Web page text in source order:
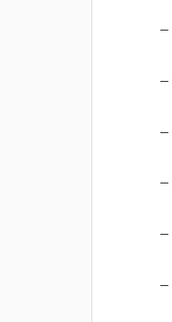
–
–
–
–
–